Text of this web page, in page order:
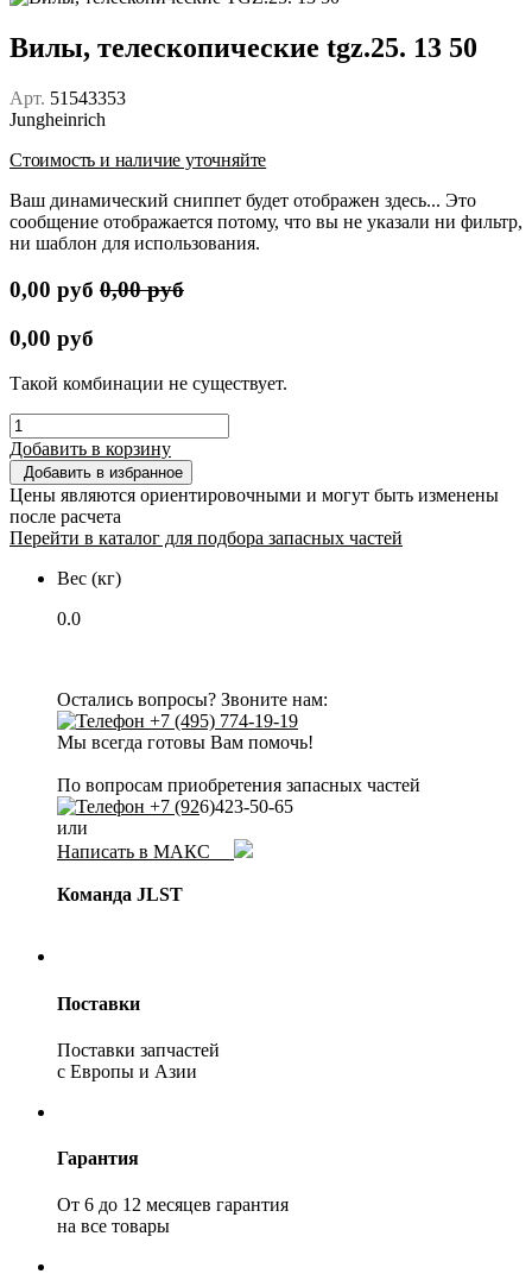
Вилы, телескопические tgz.25. 13 50
Арт. 51543353
Jungheinrich
Стоимость и наличие уточняйте
Ваш динамический сниппет будет отображен здесь... Это
сообщение отображается потому, что вы не указали ни фильтр,
ни шаблон для использования.
0,00 руб 0,00руб
0,00 руб
Такой комбинации не существует.
Добавить в корзину
Добавить в избранное
Цены являются ориентировочными и могут быть изменены
после расчета
Перейти в каталог для подбора запасных частей
Вес (кг)
0.0
Остались вопросы? Звоните нам:
+7 (495) 774-19-19
Мы всегда готовы Вам помочь!
По вопросам приобретения запасных частей
+7 (926)423-50-65
или
Написать в МАКС
Команда JLST
Поставки
Поставки запчастей
с Европы и Азии
Гарантия
От 6 до 12 месяцев гарантия
на все товары